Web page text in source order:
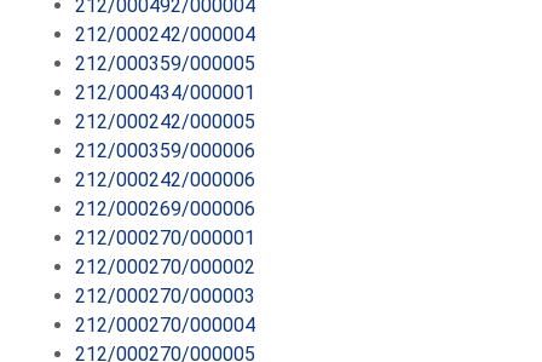
212/000492/000004
212/000242/000004
212/000359/000005
212/000434/000001
212/000242/000005
212/000359/000006
212/000242/000006
212/000269/000006
212/000270/000001
212/000270/000002
212/000270/000003
212/000270/000004
212/000270/000005